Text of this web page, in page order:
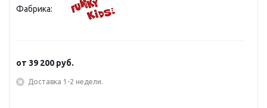
Фабрика:
от 39 200 руб.
Доставка 1-2 недели.